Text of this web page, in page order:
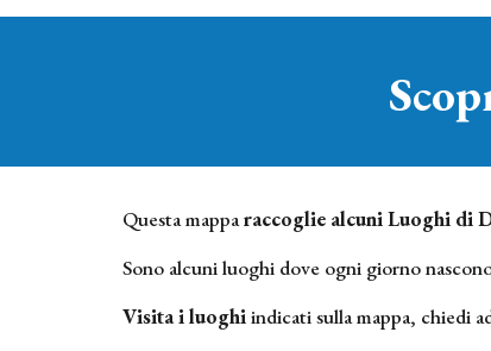
Questa mapparaccoglie alcuni Luoghi di
Sono alcuni luoghi dove ogni giorno
Visita i luoghiindicati sulla mappa, chiedi